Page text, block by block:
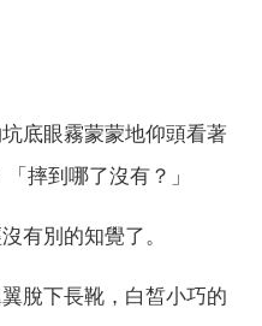
底眼霧蒙蒙地仰頭看著
摔到哪了沒有？」
別的知覺了。
脫下長靴，白皙小巧的